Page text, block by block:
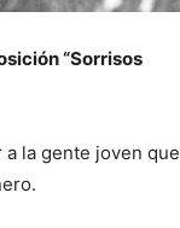
“Sorrisos
la gente joven que